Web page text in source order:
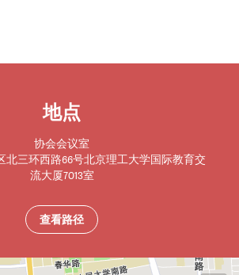
地点
协会会议室
北三环西路66号北京理工大学国际教育交
流大厦7013室
查看路径